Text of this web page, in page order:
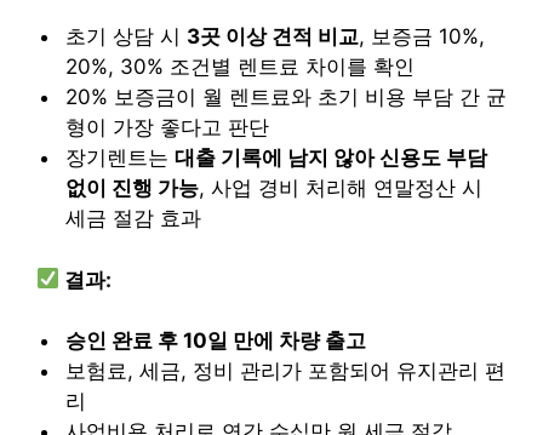
초기 상담 시 3곳 이상 견적 비교, 보증금 10%,
20%, 30% 조건별 렌트료 차이를 확인
20% 보증금이 월 렌트료와 초기 비용 부담 간 균
형이 가장 좋다고 판단
장기렌트는 대출 기록에 남지 않아 신용도 부담
없이 진행 가능, 사업 경비 처리해 연말정산 시
세금 절감 효과
결과:
승인 완료 후 10일 만에 차량 출고
보험료, 세금, 정비 관리가 포함되어 유지관리 편
리